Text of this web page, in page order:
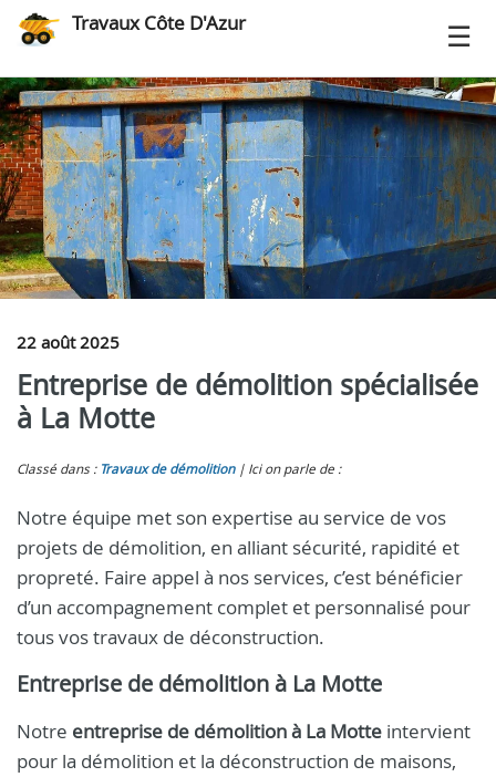
Travaux Côte D'Azur
22 août 2025
Entreprise de démolition spécialisée
à La Motte
Classé dans : Travaux de démolition Ici on parle de :
Notre équipe met son expertise au service de vos
projets de démolition, en alliant sécurité, rapidité et
propreté. Faire appel à nos services, c’est bénéficier
d’un accompagnement complet et personnalisé pour
tous vos travaux de déconstruction.
Entreprise de démolition à La Motte
Notre entreprise de démolition à La Motte intervient
pour la démolition et la déconstruction de maisons,